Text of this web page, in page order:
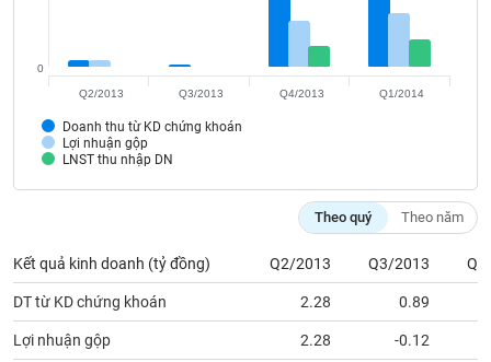
Lợi nhuận gộp
LNST thu nhập DN
Doanh thu từ KD chứng khoán
0
Q2/2013 Q3/2013 Q4/2013 Q1/2014
Theo quý Theo năm
Kết quả kinh doanh (tỷ đồng) Q2/2013 Q3/2013
DT từ KD chứng khoán 2.28 0.89
Lợi nhuận gộp 2.28 -0.12
TRUYỀN
THÔNG
TIỆN
BẤT
ĐỘNG